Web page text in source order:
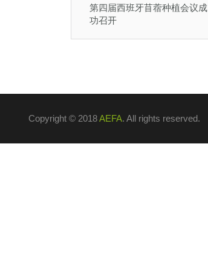
第四届西班牙苜蓿种植会议成
功召开
Copyright © 2018AEFA. All rights reserved.